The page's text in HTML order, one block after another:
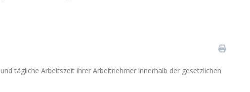
tägliche Arbeitszeit ihrer Arbeitnehmer innerhalb der gesetzlichen